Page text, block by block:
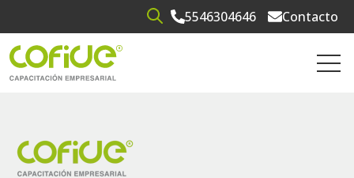
Open search5546304646 Contacto